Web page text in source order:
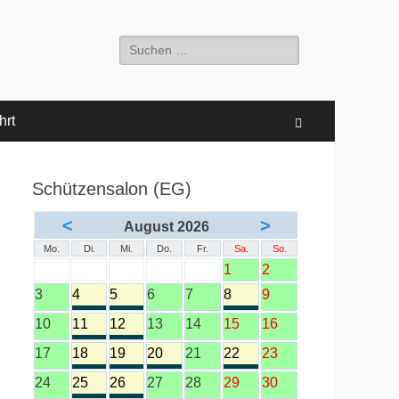
Suche
nach:
Schützensalon (EG)
<
August 2026 >
Mo. Di. Mi. Do. Fr. Sa. So.
1
2
3
4 5 6 7 8
9
10
11 12 13 14 15
16
17
18 19 20 21 22
23
24
25 26 27 28 29
30